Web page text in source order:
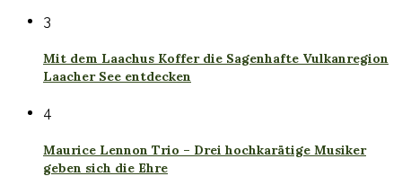
3
Mit dem Laachus Koffer die Sagenhafte Vulkanregion
Laacher See entdecken
4
Maurice Lennon Trio – Drei hochkarätige Musiker
geben sich die Ehre